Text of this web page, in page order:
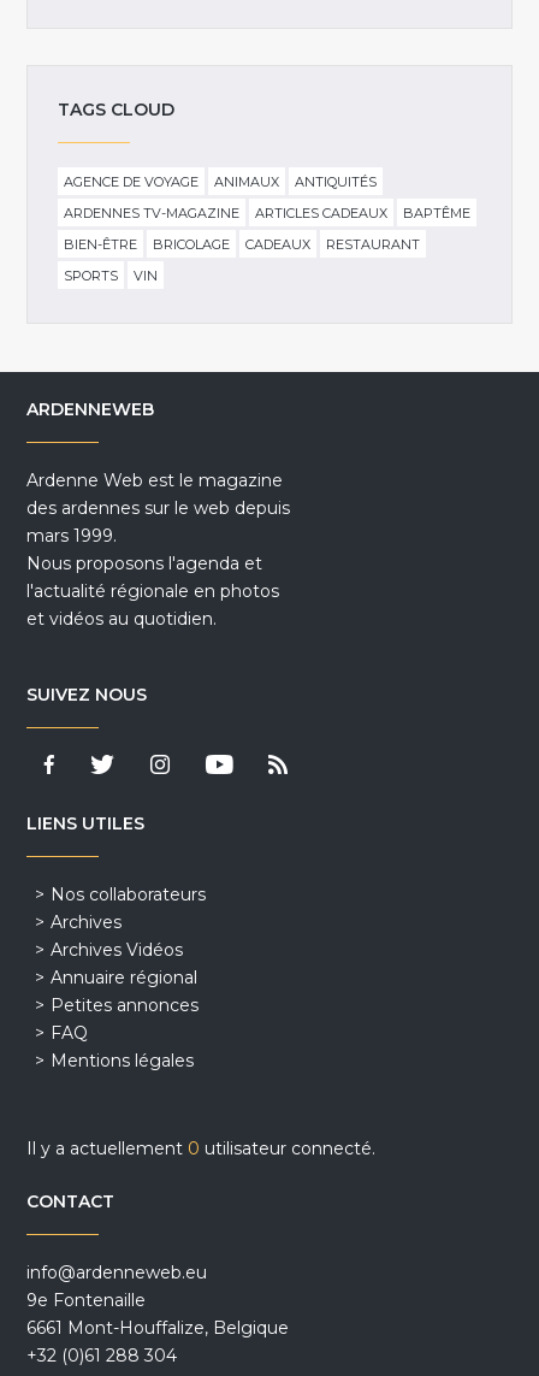
TAGS CLOUD
AGENCE DE VOYAGE ANIMAUX
ANTIQUITÉS
ARDENNES TV-MAGAZINE
ARTICLES CADEAUX
BAPTÊME
BIEN-ÊTRE
BRICOLAGE CADEAUX
RESTAURANT
SPORTS
VIN
ARDENNEWEB
Ardenne Web est le magazine
des ardennes sur le web depuis
mars 1999.
Nous proposons l'agenda et
l'actualité régionale en photos
et vidéos au quotidien.
SUIVEZ NOUS
LIENS UTILES
Nos collaborateurs
Archives
Archives Vidéos
Annuaire régional
Petites annonces
FAQ
Mentions légales
Il y a actuellement 0 utilisateur connecté.
CONTACT
info@ardenneweb.eu
9e Fontenaille
6661 Mont-Houffalize, Belgique
+32 (0)61 288 304